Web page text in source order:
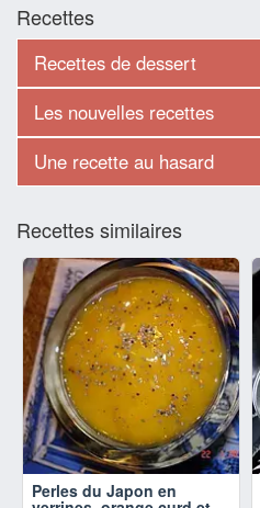
Recettes
Recettes de dessert
Les nouvelles recettes
Une recette au hasard
Recettes similaires
Perles du Japon en